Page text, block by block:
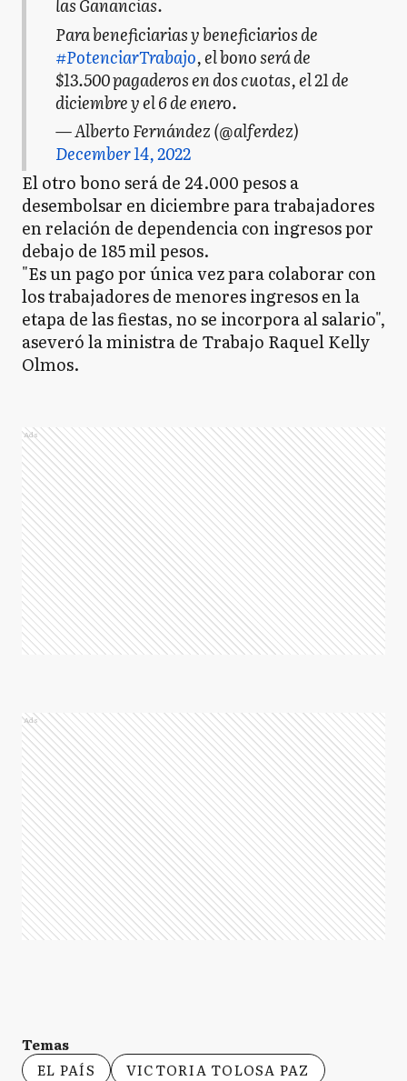
las Ganancias.
Para beneficiarias y beneficiarios de
#PotenciarTrabajo, el bono será de
$13.500 pagaderos en dos cuotas, el 21 de
diciembre y el 6 de enero.
— Alberto Fernández (@alferdez)
December 14, 2022
El otro bono será de 24.000 pesos a
desembolsar en diciembre para trabajadores
en relación de dependencia con ingresos por
debajo de 185 mil pesos.
"Es un pago por única vez para colaborar con
los trabajadores de menores ingresos en la
etapa de las fiestas, no se incorpora al salario",
aseveró la ministra de Trabajo Raquel Kelly
Olmos.
Ads
Ads
Temas
EL PAÍS
VICTORIA TOLOSA PAZ